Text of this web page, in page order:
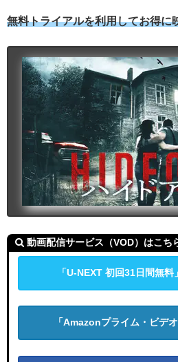
無料トライアルを利用してお得に
動画配信サービス（VOD）はこち
「U-NEXT 初回31日間無
「Amazonプライム・ビデ